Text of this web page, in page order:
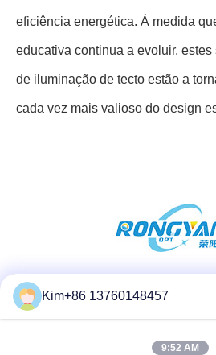
eficiência energética. À medida
educativa continua a evoluir,
de iluminação de tecto estão a
cada vez mais valioso do design
Redes Sociais
Kim+86 13760148457
9:52 AM